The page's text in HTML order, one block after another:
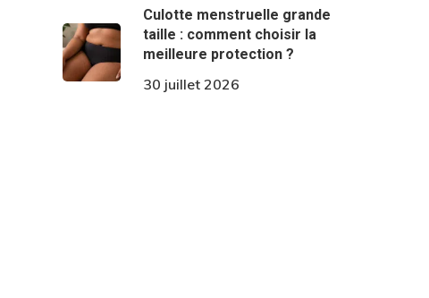
Culotte menstruelle grande
taille : comment choisir la
meilleure protection ?
30 juillet 2026